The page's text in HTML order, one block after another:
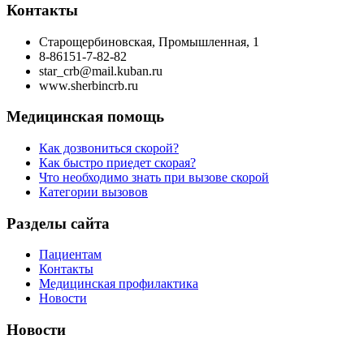
Контакты
Старощербиновская, Промышленная, 1
8-86151-7-82-82
star_crb@mail.kuban.ru
www.sherbincrb.ru
Медицинская помощь
Как дозвониться скорой?
Как быстро приедет скорая?
Что необходимо знать при вызове скорой
Категории вызовов
Разделы сайта
Пациентам
Контакты
Медицинская профилактика
Новости
Новости